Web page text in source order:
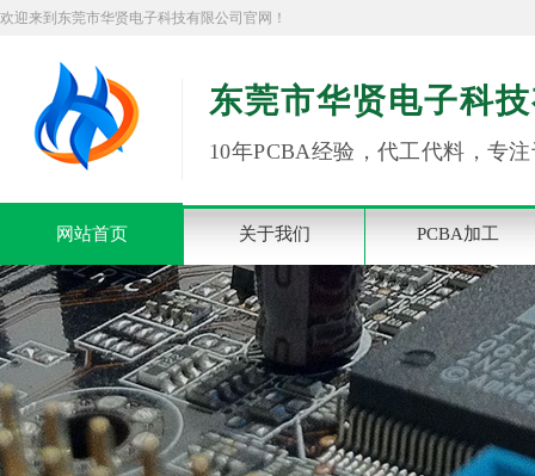
欢迎来到东莞市华贤电子科技有限公司官网！
东莞市华贤电子科
10年PCBA经验，代工代料，专
网站首页 关于我们 PCBA加工